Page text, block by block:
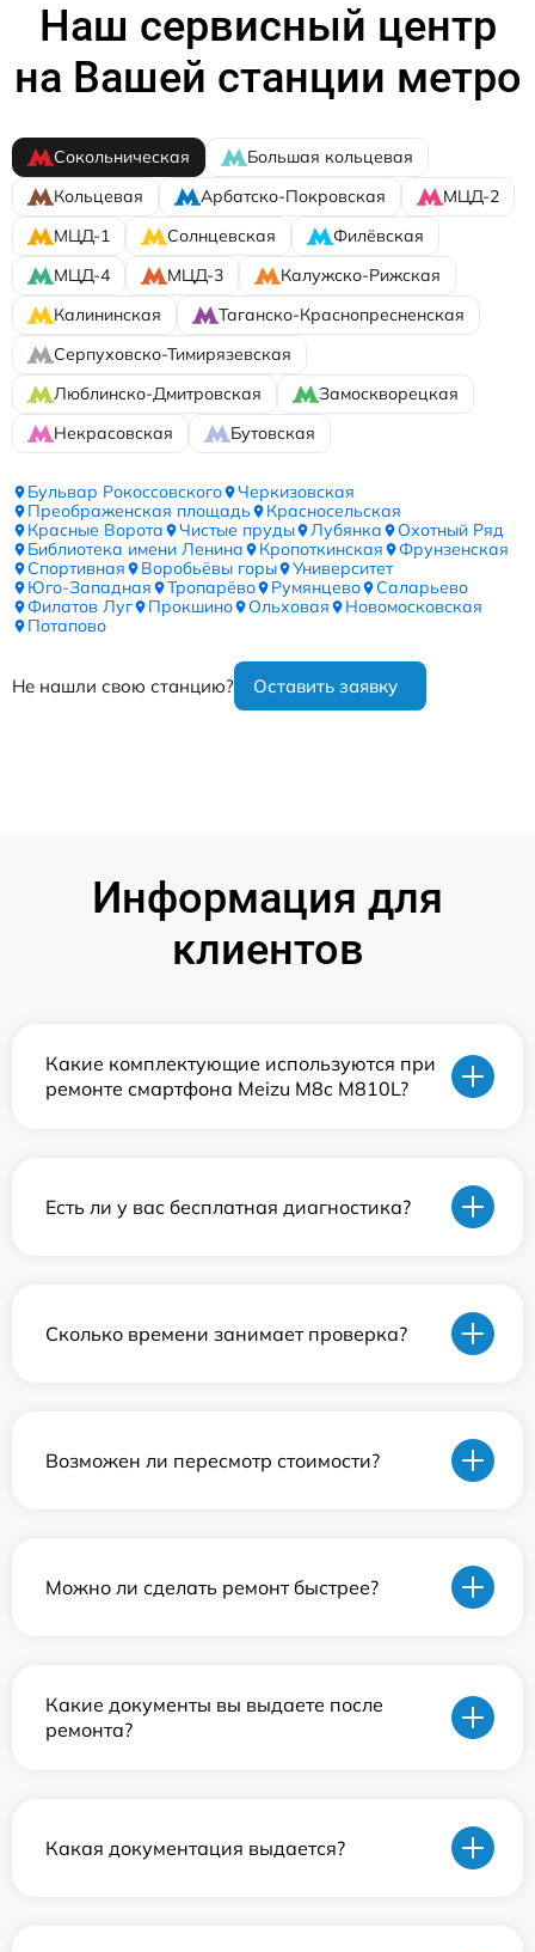
Наш сервисный центр
на Вашей станции метро
Сокольническая
Большая кольцевая
Кольцевая
Арбатско-Покровская
МЦД-2
МЦД-1
Солнцевская
Филёвская
МЦД-4
МЦД-3
Калужско-Рижская
Калининская
Таганско-Краснопресненская
Серпуховско-Тимирязевская
Люблинско-Дмитровская
Замоскворецкая
Некрасовская
Бутовская
Бульвар Рокоссовского
Черкизовская
Преображенская площадь
Красносельская
Красные Ворота
Чистые пруды Лубянка
Охотный Ряд
Библиотека имени Ленина
Кропоткинская
Фрунзенская
Спортивная
Воробьёвы горы
Университет
Юго-Западная
Тропарёво Румянцево
Саларьево
Филатов Луг
Прокшино Ольховая
Новомосковская
Потапово
Не нашли свою станцию? Оставить заявку
Информация для
клиентов
Какие комплектующие используются при
ремонте смартфона Meizu M8c M810L?
Есть ли у вас бесплатная диагностика?
Сколько времени занимает проверка?
Возможен ли пересмотр стоимости?
Можно ли сделать ремонт быстрее?
Какие документы вы выдаете после
ремонта?
Какая документация выдается?